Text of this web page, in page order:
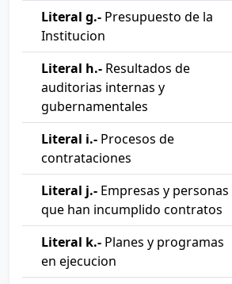
Literal g.- Presupuesto de la
Institucion
Literal h.- Resultados de
auditorias internas y
gubernamentales
Literal i.- Procesos de
contrataciones
Literal j.- Empresas y personas
que han incumplido contratos
Literal k.- Planes y programas
en ejecucion